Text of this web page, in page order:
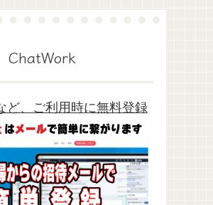
ChatWork
ど、ご利用時に無料登録